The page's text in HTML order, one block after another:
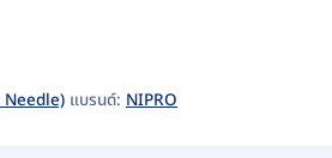
Needle) แบรนด์: NIPRO